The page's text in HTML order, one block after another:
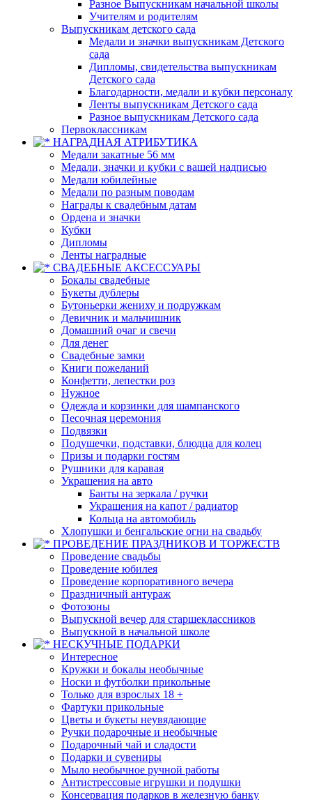
Разное Выпускникам начальной школы
Учителям и родителям
Выпускникам детского сада
Медали и значки выпускникам Детского
сада
Дипломы, свидетельства выпускникам
Детского сада
Благодарности, медали и кубки персоналу
Ленты выпускникам Детского сада
Разное выпускникам Детского сада
Первоклассникам
НАГРАДНАЯ АТРИБУТИКА
Медали закатные 56 мм
Медали, значки и кубки с вашей надписью
Медали юбилейные
Медали по разным поводам
Награды к свадебным датам
Ордена и значки
Кубки
Дипломы
Ленты наградные
СВАДЕБНЫЕ АКСЕССУАРЫ
Бокалы свадебные
Букеты дублеры
Бутоньерки жениху и подружкам
Девичник и мальчишник
Домашний очаг и свечи
Для денег
Свадебные замки
Книги пожеланий
Конфетти, лепестки роз
Нужное
Одежда и корзинки для шампанского
Песочная церемония
Подвязки
Подушечки, подставки, блюдца для колец
Призы и подарки гостям
Рушники для каравая
Украшения на авто
Банты на зеркала / ручки
Украшения на капот / радиатор
Кольца на автомобиль
Хлопушки и бенгальские огни на свадьбу
ПРОВЕДЕНИЕ ПРАЗДНИКОВ И ТОРЖЕСТВ
Проведение свадьбы
Проведение юбилея
Проведение корпоративного вечера
Праздничный антураж
Фотозоны
Выпускной вечер для старшеклассников
Выпускной в начальной школе
НЕСКУЧНЫЕ ПОДАРКИ
Интересное
Кружки и бокалы необычные
Носки и футболки прикольные
Только для взрослых 18 +
Фартуки прикольные
Цветы и букеты неувядающие
Ручки подарочные и необычные
Подарочный чай и сладости
Подарки и сувениры
Мыло необычное ручной работы
Антистрессовые игрушки и подушки
Консервация подарков в железную банку